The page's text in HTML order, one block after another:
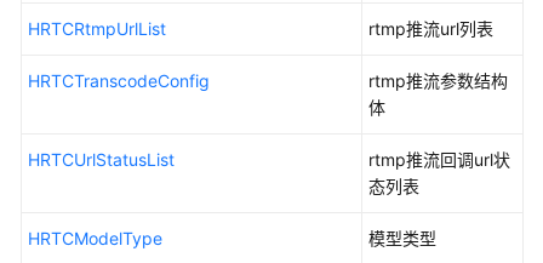
配
推
数
型
HRTCRtmpUrlList rtmp推流url列表
HRTCTranscodeConfig
rtmp推流参数结构
体
HRTCUrlStatusList
rtmp推流回调url状
态列表
HRTCModelType 模型类型